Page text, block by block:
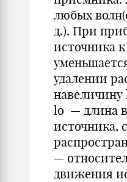
любых
д.). При
источника
удалении
навеличину
lо — длина
источника,
—
движения